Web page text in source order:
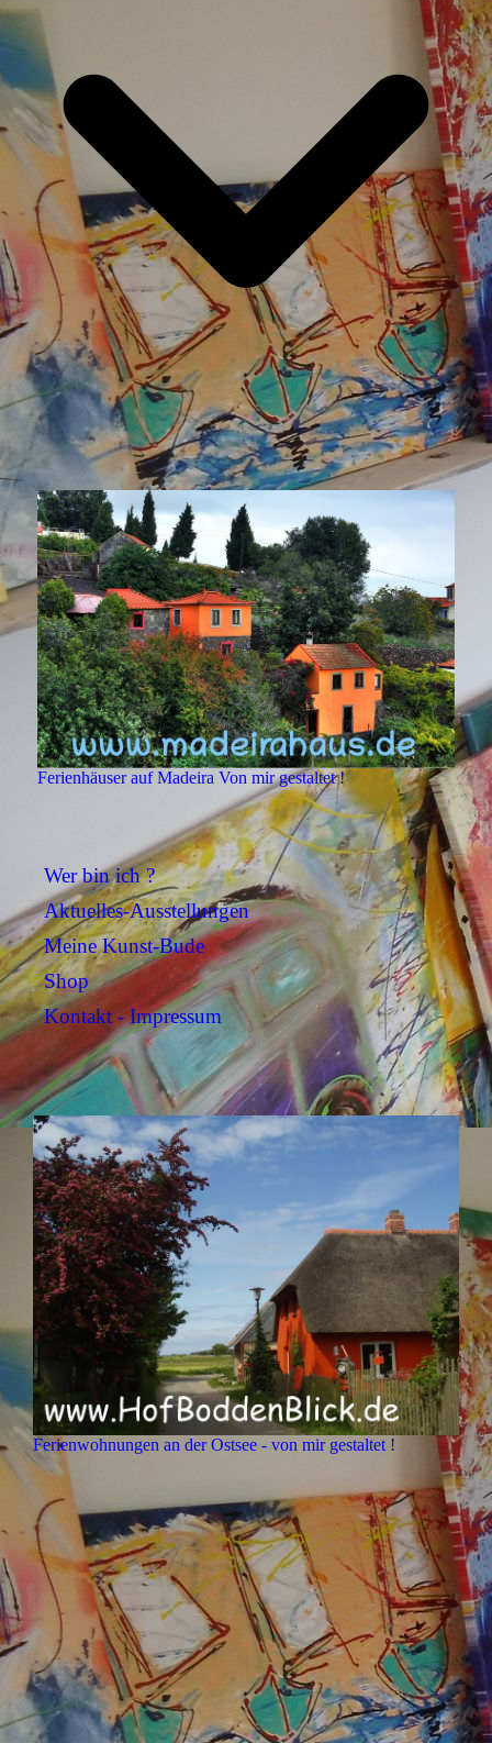
Ferienhäuser auf Madeira Von mir gestaltet !
Wer bin ich ?
Aktuelles-Ausstellungen
Meine Kunst-Bude
Shop
Kontakt - Impressum
Ferienwohnungen an der Ostsee - von mir gestaltet !